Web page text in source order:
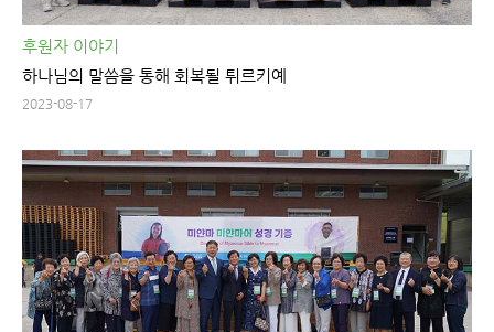
후원자 이야기
하나님의 말씀을 통해 회복될 튀르키예
2023-08-17